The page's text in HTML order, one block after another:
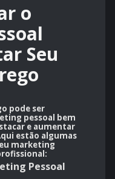
o
Seu
pode ser
pessoal bem
e aumentar
estão algumas
marketing
Pessoal